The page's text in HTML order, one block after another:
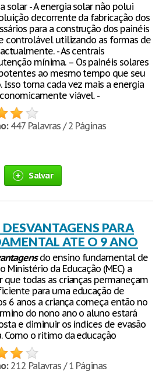
solar - A energia solar não polui
decorrente da fabricação dos
para a construção dos painéis
controlável utilizando as formas de
- As centrais
mínima. – Os painéis solares
ao mesmo tempo que seu
torna cada vez mais a energia
viável. -
447 Palavras / 2 Páginas
Salvar
PARA
ATE O 9 ANO
do ensino fundamental de
Ministério da Educação (MEC) a
que todas as crianças permaneçam
para uma educação de
6 anos a criança começa então no
do nono ano o aluno estará
e diminuir os índices de evasão
Como o ritimo da educação
212 Palavras / 1 Páginas